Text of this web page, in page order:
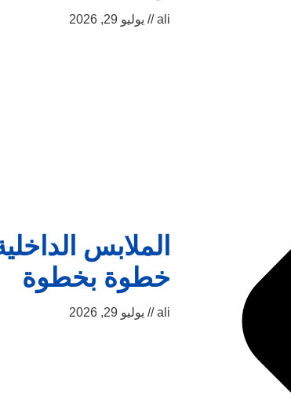
ali يوليو 29, 2026
الملابس
خطوة بخطوة
ali يوليو 29, 2026